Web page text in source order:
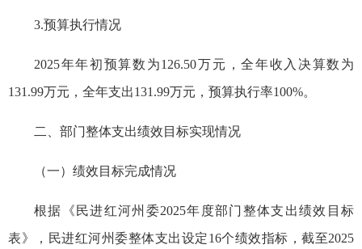
3.预算执行情况
2025年年初预算数为126.50万元，全年收入决算数为
131.99万元，全年支出131.99万元，预算执行率100%。
二、部门整体支出绩效目标实现情况
（一）绩效目标完成情况
根据《民进红河州委2025年度部门整体支出绩效目标
表》，民进红河州委整体支出设定16个绩效指标，截至2025